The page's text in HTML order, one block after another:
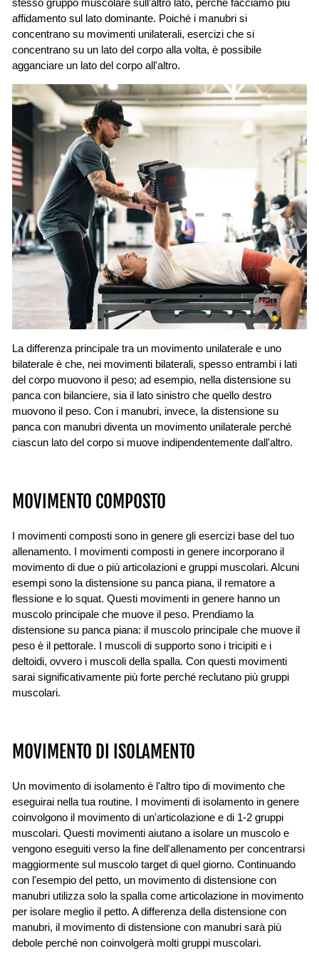
stesso gruppo muscolare sull'altro lato, perché facciamo più
affidamento sul lato dominante. Poiché i manubri si
concentrano su movimenti unilaterali, esercizi che si
concentrano su un lato del corpo alla volta, è possibile
agganciare un lato del corpo all'altro.
La differenza principale tra un movimento unilaterale e uno
bilaterale è che, nei movimenti bilaterali, spesso entrambi i lati
del corpo muovono il peso; ad esempio, nella distensione su
panca con bilanciere, sia il lato sinistro che quello destro
muovono il peso. Con i manubri, invece, la distensione su
panca con manubri diventa un movimento unilaterale perché
ciascun lato del corpo si muove indipendentemente dall'altro.
MOVIMENTO COMPOSTO
I movimenti composti sono in genere gli esercizi base del tuo
allenamento. I movimenti composti in genere incorporano il
movimento di due o più articolazioni e gruppi muscolari. Alcuni
esempi sono la distensione su panca piana, il rematore a
flessione e lo squat. Questi movimenti in genere hanno un
muscolo principale che muove il peso. Prendiamo la
distensione su panca piana: il muscolo principale che muove il
peso è il pettorale. I muscoli di supporto sono i tricipiti e i
deltoidi, ovvero i muscoli della spalla. Con questi movimenti
sarai significativamente più forte perché reclutano più gruppi
muscolari.
MOVIMENTO DI ISOLAMENTO
Un movimento di isolamento è l'altro tipo di movimento che
eseguirai nella tua routine. I movimenti di isolamento in genere
coinvolgono il movimento di un'articolazione e di 1-2 gruppi
muscolari. Questi movimenti aiutano a isolare un muscolo e
vengono eseguiti verso la fine dell'allenamento per concentrarsi
maggiormente sul muscolo target di quel giorno. Continuando
con l'esempio del petto, un movimento di distensione con
manubri utilizza solo la spalla come articolazione in movimento
per isolare meglio il petto. A differenza della distensione con
manubri, il movimento di distensione con manubri sarà più
debole perché non coinvolgerà molti gruppi muscolari.